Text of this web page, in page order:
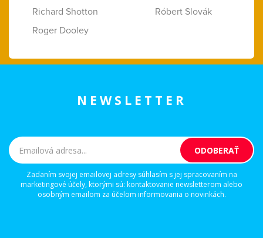
Richard Shotton
Róbert Slovák
Roger Dooley
NEWSLETTER
Zadaním svojej emailovej adresy súhlasím s jej spracovaním na
marketingové účely, ktorými sú: kontaktovanie newsletterom alebo
osobným emailom za účelom informovania o novinkách.